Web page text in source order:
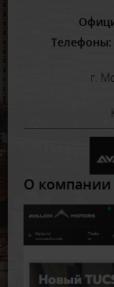
Телефоны:
г.
О компании